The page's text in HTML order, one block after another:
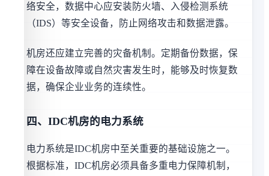
络安全，数据中心应安装防火墙、入侵检测系统
（IDS）等安全设备，防止网络攻击和数据泄露。
机房还应建立完善的灾备机制。定期备份数据，保
障在设备故障或自然灾害发生时，能够及时恢复数
据，确保企业业务的连续性。
四、IDC机房的电力系统
电力系统是IDC机房中至关重要的基础设施之一。
根据标准，IDC机房必须具备多重电力保障机制，